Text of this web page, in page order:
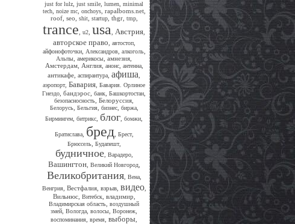
just for lulz just smile lumen minimal
tech, noize mc, onchoys, rapalboms.net,
roof, seo shit, startup, thgr, tmp,
trance u2 usa Австрия
авторское право автостоп,
айфонофоточки, Александров, алкоголь,
Альпы америкосы амнезия
Амстердам, Англия, анонс, антенна,
антикафе аспирантура афиша
аэропорт, Бавария Бавария. Орлиное
Гнездо бандэрос банк Башкортостан
безопасносность Белоруссия
Белорусь, Бельгия, бизнес, биржа,
Бирмингем битрикс блог бомжи
Братислава, бред Брест,
Брюссель, Будапешт,
будничное, Варадеро,
Вашингтон, Великий Новгород,
Великобритания, Вена,
Венгрия, Вестфалия, взрыв, видео,
Вильнюс, Витебск, владимир
Владимирская область воздушный
змей Вологда волосы Воронеж
воспоминания время выборы